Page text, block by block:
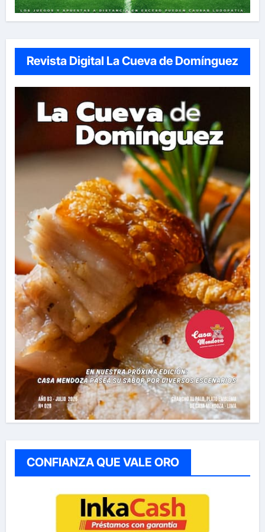
Revista Digital La Cueva de Domínguez
CONFIANZA QUE VALE ORO